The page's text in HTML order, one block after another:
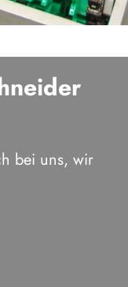
bei uns, wir